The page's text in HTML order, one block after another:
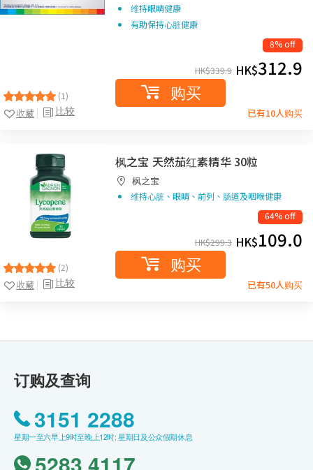
(1)
比较
收藏
维持眼睛健康
有助保持心脏健康
8% off
HK$339.9 HK$312.9
购买
已有10人购买
(2)
比较
收藏
枫之宝 天然茄红素精华 30粒
枫之宝
维持心脏、眼睛、前列、肠道及咽喉健康
64% off
HK$299.3 HK$109.0
购买
已有50人购买
订购及查询
3151 2288
星期一至六早上9时至晚上12时; 星期日及公众假期休息